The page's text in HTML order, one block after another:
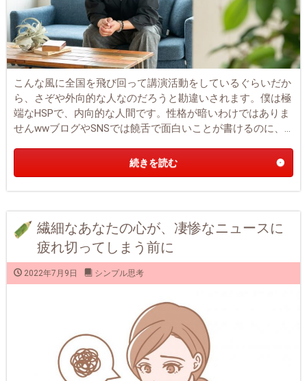
こんな風に全国を飛び回って講演活動をしているぐらいだか
ら、さぞや外向的な人なのだろうと勘違いされます。僕は極
端なHSPで、内向的な人間です。性格が暗いわけではありま
せんwwブログやSNSでは饒舌で面白いことが書けるのに、...
続きを読む
繊細なあなたの心が、凄惨なニュースに
疲れ切ってしまう前に
2022年7月9日 シンプル思考